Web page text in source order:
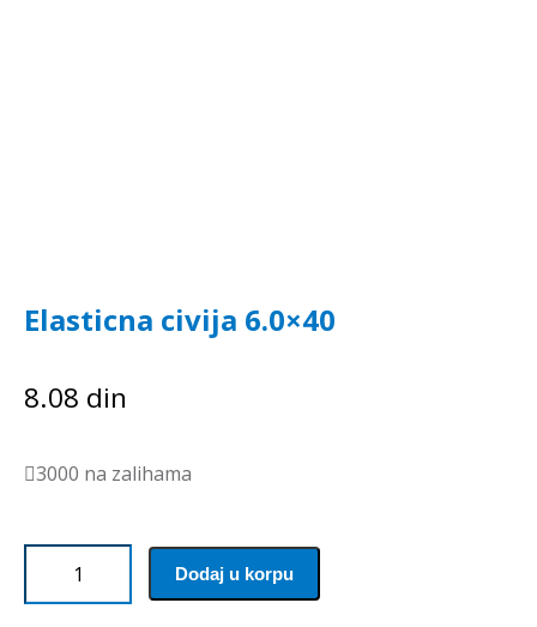
Elasticna civija 6.0×40
8.08 din
3000 na zalihama
Dodaj u korpu